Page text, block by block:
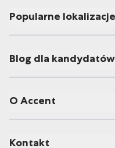
Popularne lokalizacje
Blog dla kandydatów
O Accent
Kontakt